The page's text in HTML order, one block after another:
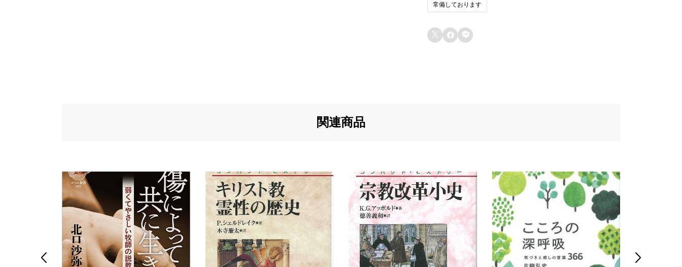
u51fau7248u793e
u642du8f09u6b4cu96c6
イン済みのユーザーのみレビューを残すこ
常備しております
  
関連商品
 